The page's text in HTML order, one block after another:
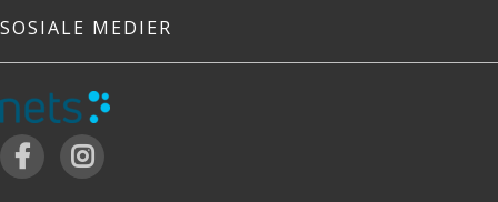
SOSIALE MEDIER